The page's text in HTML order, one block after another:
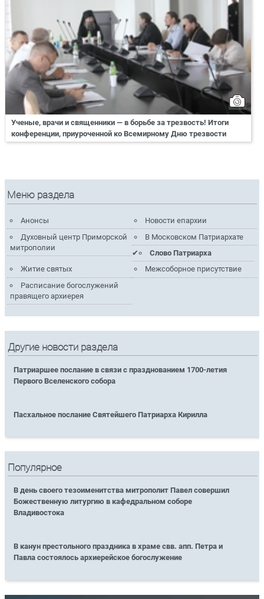
Ученые, врачи и священники — в борьбе за трезвость! Итоги
конференции, приуроченной ко Всемирному Дню трезвости
Меню раздела
Анонсы
Новости епархии
Духовный центр Приморской
митрополии
В Московском Патриархате
Слово Патриарха
Житие святых
Межсоборное присутствие
Расписание богослужений
правящего архиерея
Другие новости раздела
Патриаршее послание в связи с празднованием 1700-летия
Первого Вселенского собора
Пасхальное послание Святейшего Патриарха Кирилла
Популярное
В день своего тезоименитства митрополит Павел совершил
Божественную литургию в кафедральном соборе
Владивостока
В канун престольного праздника в храме свв. апп. Петра и
Павла состоялось архиерейское богослужение